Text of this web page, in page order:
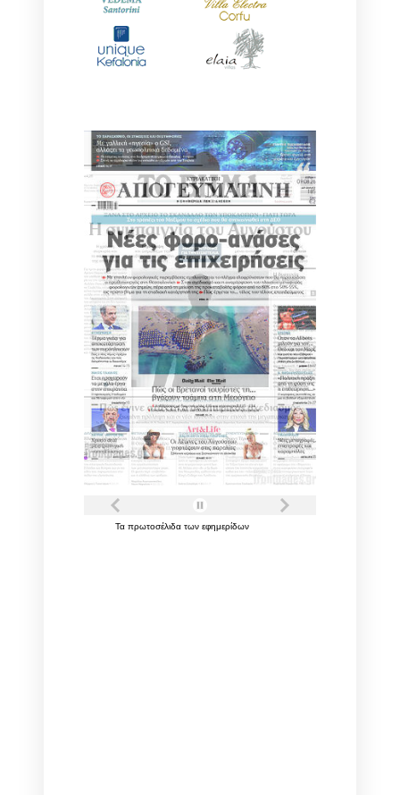
Τα πρωτοσέλιδα των εφημερίδων